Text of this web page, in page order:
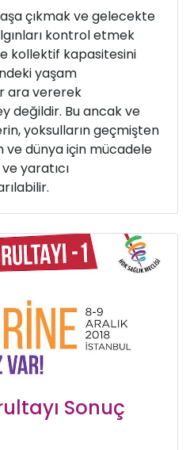
çıkmak ve gelecekte
kontrol etmek
kollektif kapasitesini
yaşam
ara vererek
değildir. Bu ancak ve
yoksulların geçmişten
ve dünya için mücadele
yaratıcı
Sonuç